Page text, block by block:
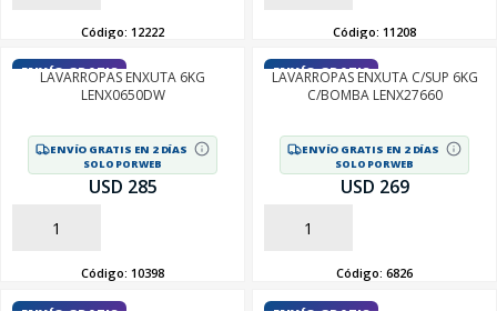
Código: 12222 Código: 11208
ENVÍO GRATIS
LAVARROPAS ENXUTA 6KG
LENX0650DW
ENVÍO GRATIS EN 2 DÍAS
SOLO POR WEB
USD 285
AÑADIR
Código: 10398
ENVÍO GRATIS
LAVARROPAS ENXUTA C/SUP 6KG
C/BOMBA LENX27660
ENVÍO GRATIS EN 2 DÍAS
SOLO POR WEB
USD 269
AÑADIR
Código: 6826